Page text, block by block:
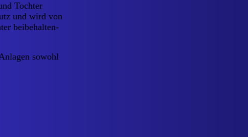
Tochter
und wird von
beibehalten-
sowohl